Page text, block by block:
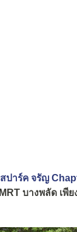
ปาร์ค จรัญ
บางพลัด เพีย